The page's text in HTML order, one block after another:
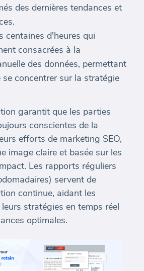
des dernières tendances et
centaines d'heures qui
consacrées à la
des données, permettant
se concentrer sur la stratégie
garantit que les parties
conscientes de la
efforts de marketing SEO,
image claire et basée sur les
Les rapports réguliers
servent de
continue, aidant les
stratégies en temps réel
optimales.